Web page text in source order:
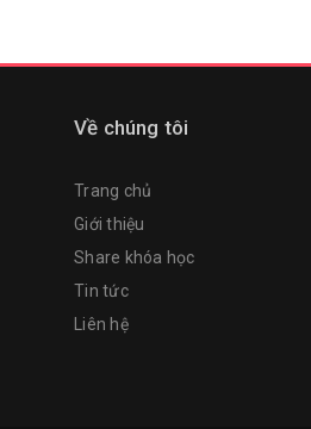
Về chúng tôi
Trang chủ
Giới thiệu
Share khóa học
Tin tức
Liên hệ